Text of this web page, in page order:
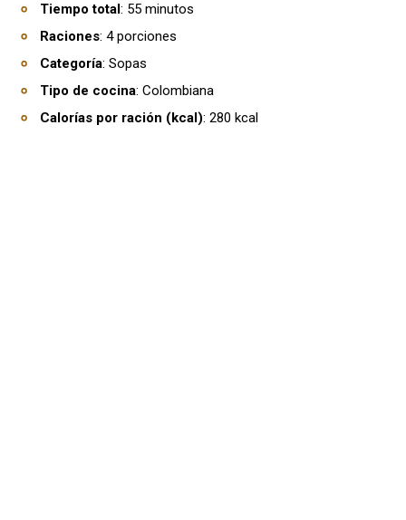
Tiempo total: 55 minutos
Raciones: 4 porciones
Categoría: Sopas
Tipo de cocina: Colombiana
Calorías por ración (kcal): 280 kcal